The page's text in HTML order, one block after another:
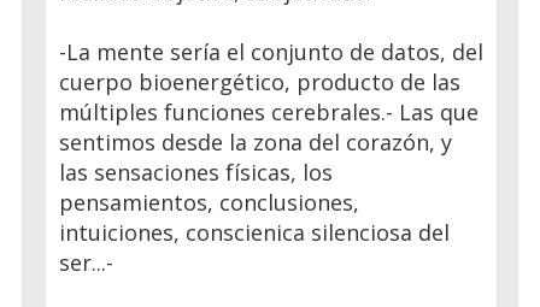
-La mente sería el conjunto de datos, del
cuerpo bioenergético, producto de las
múltiples funciones cerebrales.- Las que
sentimos desde la zona del corazón, y
las sensaciones físicas, los
pensamientos, conclusiones,
intuiciones, conscienica silenciosa del
ser...-